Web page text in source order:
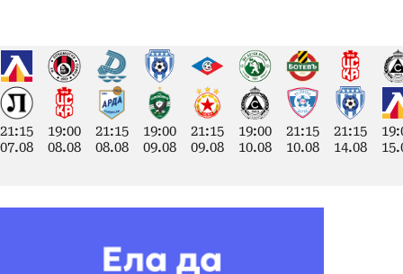
21:15
07.08
19:00
08.08
21:15
08.08
19:00
09.08
21:15
09.08
19:00
10.08
21:15
10.08
21:15
14.08